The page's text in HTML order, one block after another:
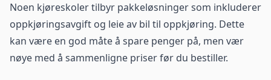
Noen kjøreskoler tilbyr pakkeløsninger som inkluderer
oppkjøringsavgift og leie av bil til oppkjøring. Dette
kan være en god måte å spare penger på, men vær
nøye med å sammenligne priser før du bestiller.